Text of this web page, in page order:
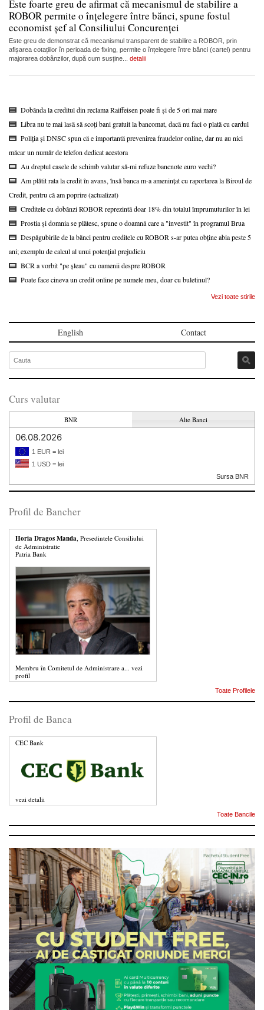
Este foarte greu de afirmat că mecanismul de stabilire a
ROBOR permite o înțelegere între bănci, spune fostul
economist șef al Consiliului Concurenței
Este greu de demonstrat că mecanismul transparent de stabilire a ROBOR, prin
afișarea cotațiilor în perioada de fixing, permite o înțelegere între bănci (cartel) pentru
majorarea dobânzilor, după cum susține... detalii
Dobânda la creditul din reclama Raiffeisen poate fi și de 5 ori mai mare
Libra nu te mai lasă să scoți bani gratuit la bancomat, dacă nu faci o plată cu cardul
Poliția și DNSC spun că e importantă prevenirea fraudelor online, dar nu au nici
măcar un număr de telefon dedicat acestora
Au dreptul casele de schimb valutar să-mi refuze bancnote euro vechi?
Am plătit rata la credit în avans, însă banca m-a amenințat cu raportarea la Biroul de
Credit, pentru că am poprire (actualizat)
Creditele cu dobânzi ROBOR reprezintă doar 18% din totalul împrumuturilor în lei
Prostia și domnia se plătesc, spune o doamnă care a "investit" în programul Brua
Despăgubirile de la bănci pentru creditele cu ROBOR s-ar putea obține abia peste 5
ani; exemplu de calcul al unui potențial prejudiciu
BCR a vorbit "pe șleau" cu oamenii despre ROBOR
Poate face cineva un credit online pe numele meu, doar cu buletinul?
Vezi toate stirile
English Contact
Curs valutar
BNR Alte Banci
06.08.2026
1 EUR = lei
1 USD = lei
Sursa BNR
Profil de Bancher
Horia Dragos Manda , Presedintele Consiliului
de Administratie
Patria Bank
Membru în Comitetul de Administrare a... vezi
profil
Toate Profilele
Profil de Banca
CEC Bank
vezi detalii
Toate Bancile